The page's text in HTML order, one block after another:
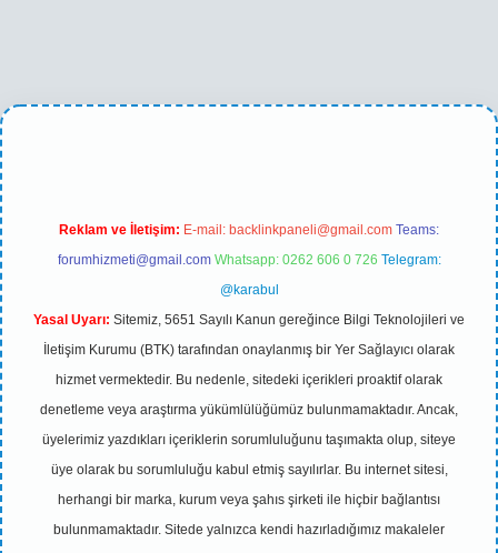
betexper yeni giriş
Reklam ve İletişim: E-mail: backlinkpaneli@gmail.com Teams:
forumhizmeti@gmail.com Whatsapp: 0262 606 0 726 Telegram:
@karabul
Yasal Uyarı: Sitemiz, 5651 Sayılı Kanun gereğince Bilgi Teknolojileri ve
İletişim Kurumu (BTK) tarafından onaylanmış bir Yer Sağlayıcı olarak
hizmet vermektedir. Bu nedenle, sitedeki içerikleri proaktif olarak
denetleme veya araştırma yükümlülüğümüz bulunmamaktadır. Ancak,
üyelerimiz yazdıkları içeriklerin sorumluluğunu taşımakta olup, siteye
üye olarak bu sorumluluğu kabul etmiş sayılırlar. Bu internet sitesi,
herhangi bir marka, kurum veya şahıs şirketi ile hiçbir bağlantısı
bulunmamaktadır. Sitede yalnızca kendi hazırladığımız makaleler